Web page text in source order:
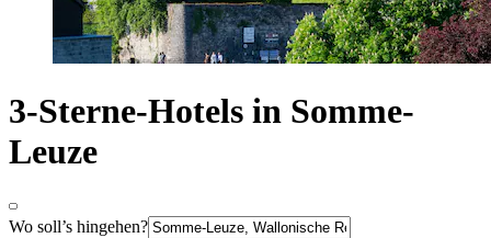
3-Sterne-Hotels in Somme-
Leuze
Wo soll’s hingehen?